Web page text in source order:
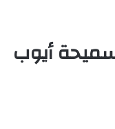
أيوب